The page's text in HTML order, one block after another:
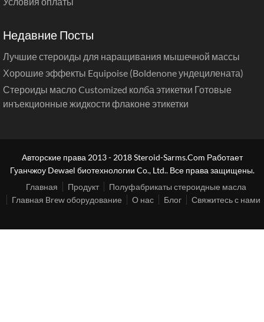
Недавние Посты
Лучшие стероиды для наращивания мышечной массы
Хорошие эффекты Equipoise (Boldenone ундецилената)
Стероиды масло Customized колба этикетки Готовые
инъекционные жидкости флаконе этикетки
Авторские права 2013 - 2018 Steroid-Sarms.Com Работает
Гуанчжоу Dewael биотехнологии Co., Ltd.. Все права защищены.
Главная
Продукт
Полуфабрикаты стероидные масла
Главная Brew оборудование
О нас Блог Свяжитесь с нами